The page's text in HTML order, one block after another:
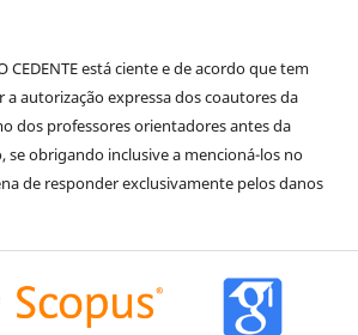
CEDENTE está ciente e de acordo que tem
autorização expressa dos coautores da
dos professores orientadores antes da
se obrigando inclusive a mencioná-los no
de responder exclusivamente pelos danos